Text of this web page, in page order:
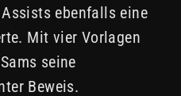
ebenfalls eine
Mit vier Vorlagen
seine
Beweis.